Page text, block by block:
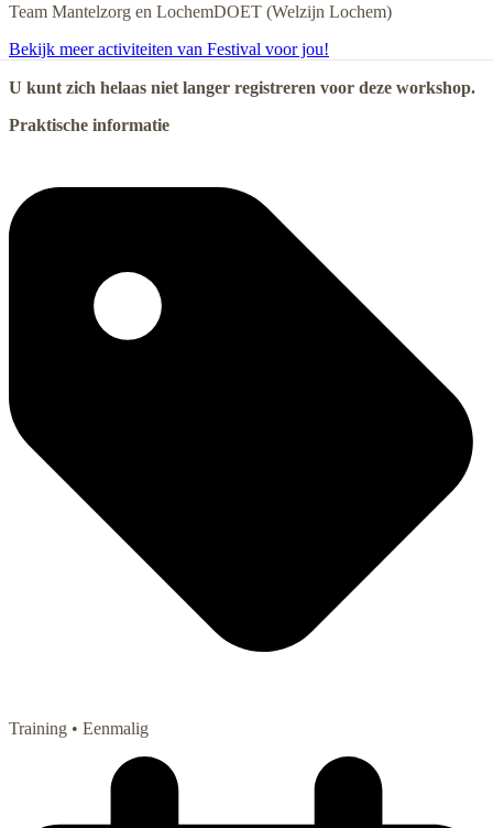
Team Mantelzorg en LochemDOET (Welzijn Lochem)
Bekijk meer activiteiten van Festival voor jou!
U kunt zich helaas niet langer registreren voor deze workshop.
Praktische informatie
Training • Eenmalig